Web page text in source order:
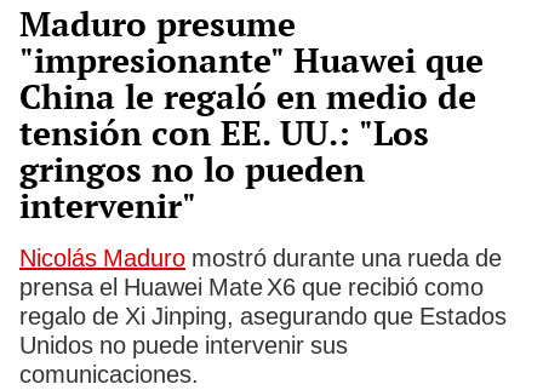
Maduro presume
"impresionante" Huawei que
China le regaló en medio de
tensión con EE. UU.: "Los
gringos no lo pueden
intervenir"
Nicolás Maduro mostró durante una rueda de
prensa el Huawei Mate X6 que recibió como
regalo de Xi Jinping, asegurando que Estados
Unidos no puede intervenir sus
comunicaciones.